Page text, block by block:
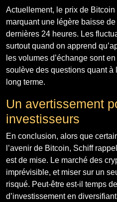
Actuellement, le prix de
marquant une légère baisse
dernières 24 heures. Les
surtout quand on apprend
les volumes d’échange sont
soulève des questions quant
long terme.
Un avertissement
investisseurs
En conclusion, alors que
l’avenir de Bitcoin, Schiff
est de mise. Le marché des
imprévisible, et miser sur un
risqué. Peut-être est-il temps
d’investissement en